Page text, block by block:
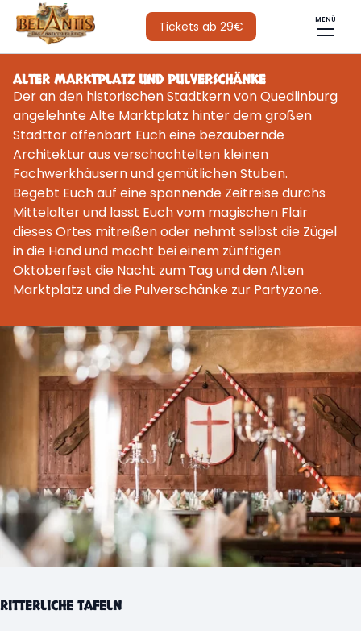
Tickets ab 29€ MENÜ
ALTER MARKTPLATZ UND PULVERSCHÄNKE
Der an den historischen Stadtkern von Quedlinburg
angelehnte Alte Marktplatz hinter dem großen
Stadttor offenbart Euch eine bezaubernde
Architektur aus verschachtelten kleinen
Fachwerkhäusern und gemütlichen Stuben.
Begebt Euch auf eine spannende Zeitreise durchs
Mittelalter und lasst Euch vom magischen Flair
dieses Ortes mitreißen oder nehmt selbst die Zügel
in die Hand und macht bei einem zünftigen
Oktoberfest die Nacht zum Tag und den Alten
Marktplatz und die Pulverschänke zur Partyzone.
RITTERLICHE TAFELN